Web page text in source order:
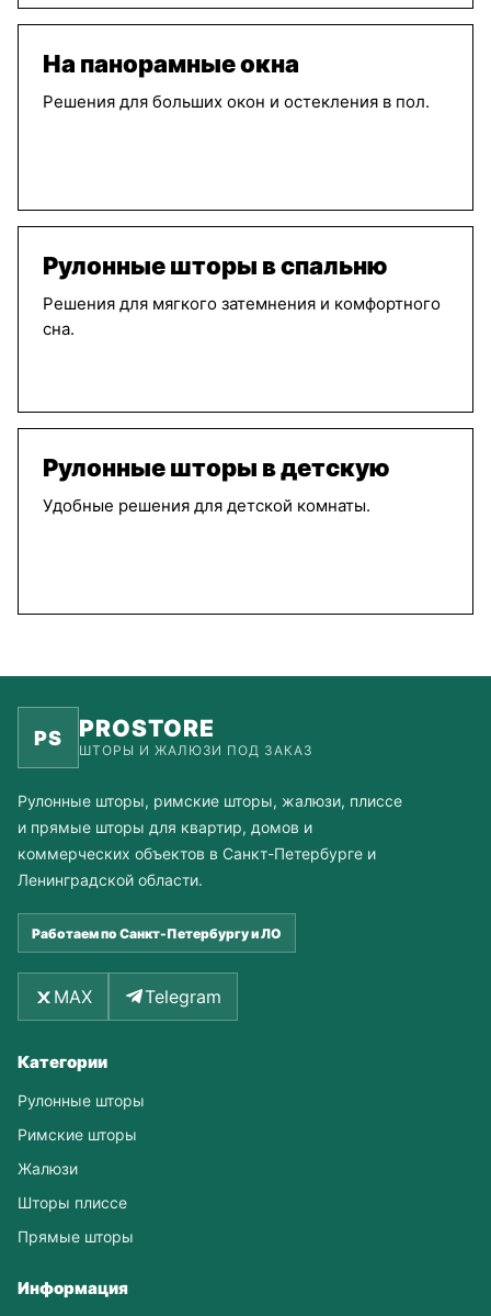
На панорамные окна
Решения для больших окон и остекления в пол.
Рулонные шторы в спальню
Решения для мягкого затемнения и комфортного
сна.
Рулонные шторы в детскую
Удобные решения для детской комнаты.
PS PROSTORE
ШТОРЫ И ЖАЛЮЗИ ПОД ЗАКАЗ
Рулонные шторы, римские шторы, жалюзи, плиссе
и прямые шторы для квартир, домов и
коммерческих объектов в Санкт-Петербурге и
Ленинградской области.
Работаем по Санкт-Петербургу и ЛО
MAX Telegram
Категории
Рулонные шторы
Римские шторы
Жалюзи
Шторы плиссе
Прямые шторы
Информация